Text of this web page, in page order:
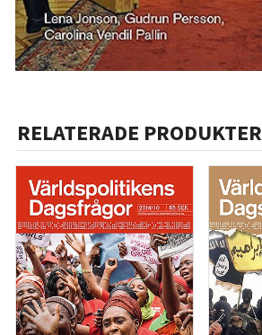
RELATERADE PRODUKTER